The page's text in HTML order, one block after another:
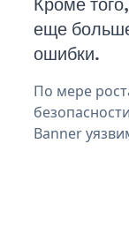
еще
ошибки.
По мере
Banner